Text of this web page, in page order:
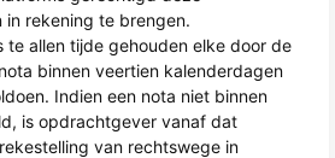
rekening te brengen.
allen tijde gehouden elke door de
binnen veertien kalenderdagen
Indien een nota niet binnen
is opdrachtgever vanaf dat
van rechtswege in